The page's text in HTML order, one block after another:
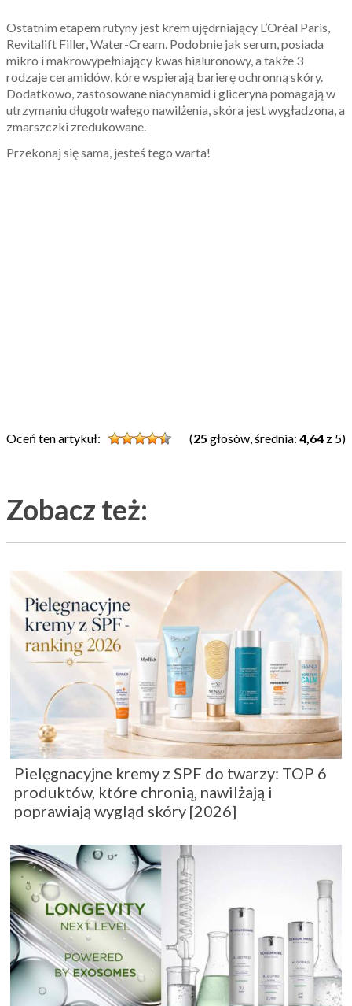
Ostatnim etapem rutyny jest krem ujędrniający L’Oréal Paris,
Revitalift Filler, Water-Cream. Podobnie jak serum, posiada
mikro i makrowypełniający kwas hialuronowy, a także 3
rodzaje ceramidów, kóre wspierają barierę ochronną skóry.
Dodatkowo, zastosowane niacynamid i gliceryna pomagają w
utrzymaniu długotrwałego nawilżenia, skóra jest wygładzona, a
zmarszczki zredukowane.
Przekonaj się sama, jesteś tego warta!
Oceń ten artykuł: (25 głosów, średnia: 4,64 z 5)
Zobacz też:
Pielęgnacyjne kremy z SPF do twarzy: TOP 6
produktów, które chronią, nawilżają i
poprawiają wygląd skóry [2026]